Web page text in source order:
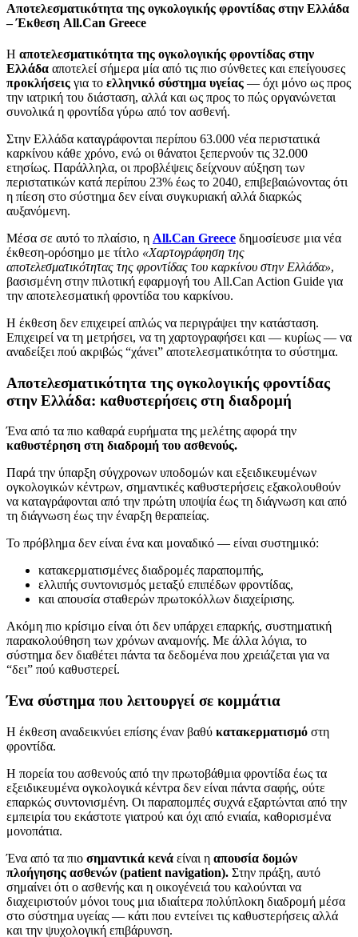
Αποτελεσματικότητα της ογκολογικής φροντίδας στην Ελλάδα
– Έκθεση All.Can Greece
Η αποτελεσματικότητα της ογκολογικής φροντίδας στην
Ελλάδα αποτελεί σήμερα μία από τις πιο σύνθετες και επείγουσες
προκλήσεις για το ελληνικό σύστημα υγείας — όχι μόνο ως προς
την ιατρική του διάσταση, αλλά και ως προς το πώς οργανώνεται
συνολικά η φροντίδα γύρω από τον ασθενή.
Στην Ελλάδα καταγράφονται περίπου 63.000 νέα περιστατικά
καρκίνου κάθε χρόνο, ενώ οι θάνατοι ξεπερνούν τις 32.000
ετησίως. Παράλληλα, οι προβλέψεις δείχνουν αύξηση των
περιστατικών κατά περίπου 23% έως το 2040, επιβεβαιώνοντας ότι
η πίεση στο σύστημα δεν είναι συγκυριακή αλλά διαρκώς
αυξανόμενη.
Μέσα σε αυτό το πλαίσιο, η All.Can Greece δημοσίευσε μια νέα
έκθεση-ορόσημο με τίτλο «Χαρτογράφηση της
αποτελεσματικότητας της φροντίδας του καρκίνου στην Ελλάδα»,
βασισμένη στην πιλοτική εφαρμογή του All.Can Action Guide για
την αποτελεσματική φροντίδα του καρκίνου.
Η έκθεση δεν επιχειρεί απλώς να περιγράψει την κατάσταση.
Επιχειρεί να τη μετρήσει, να τη χαρτογραφήσει και — κυρίως — να
αναδείξει πού ακριβώς “χάνει” αποτελεσματικότητα το σύστημα.
Αποτελεσματικότητα της ογκολογικής φροντίδας
στην Ελλάδα: καθυστερήσεις στη διαδρομή
Ένα από τα πιο καθαρά ευρήματα της μελέτης αφορά την
καθυστέρηση στη διαδρομή του ασθενούς.
Παρά την ύπαρξη σύγχρονων υποδομών και εξειδικευμένων
ογκολογικών κέντρων, σημαντικές καθυστερήσεις εξακολουθούν
να καταγράφονται από την πρώτη υποψία έως τη διάγνωση και από
τη διάγνωση έως την έναρξη θεραπείας.
Το πρόβλημα δεν είναι ένα και μοναδικό — είναι συστημικό:
κατακερματισμένες διαδρομές παραπομπής,
ελλιπής συντονισμός μεταξύ επιπέδων φροντίδας,
και απουσία σταθερών πρωτοκόλλων διαχείρισης.
Ακόμη πιο κρίσιμο είναι ότι δεν υπάρχει επαρκής, συστηματική
παρακολούθηση των χρόνων αναμονής. Με άλλα λόγια, το
σύστημα δεν διαθέτει πάντα τα δεδομένα που χρειάζεται για να
“δει” πού καθυστερεί.
Ένα σύστημα που λειτουργεί σε κομμάτια
Η έκθεση αναδεικνύει επίσης έναν βαθύ κατακερματισμό στη
φροντίδα.
Η πορεία του ασθενούς από την πρωτοβάθμια φροντίδα έως τα
εξειδικευμένα ογκολογικά κέντρα δεν είναι πάντα σαφής, ούτε
επαρκώς συντονισμένη. Οι παραπομπές συχνά εξαρτώνται από την
εμπειρία του εκάστοτε γιατρού και όχι από ενιαία, καθορισμένα
μονοπάτια.
Ένα από τα πιο σημαντικά κενά είναι η απουσία δομών
πλοήγησης ασθενών (patient navigation). Στην πράξη, αυτό
σημαίνει ότι ο ασθενής και η οικογένειά του καλούνται να
διαχειριστούν μόνοι τους μια ιδιαίτερα πολύπλοκη διαδρομή μέσα
στο σύστημα υγείας — κάτι που εντείνει τις καθυστερήσεις αλλά
και την ψυχολογική επιβάρυνση.